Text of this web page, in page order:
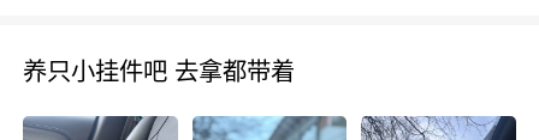
养只小挂件吧 去拿都带着